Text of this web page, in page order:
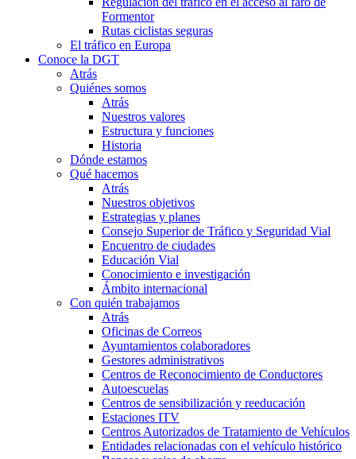
Formentor
Rutas ciclistas seguras
El tráfico en Europa
Conoce la DGT
Atrás
Quiénes somos
Atrás
Nuestros valores
Estructura y funciones
Historia
Dónde estamos
Qué hacemos
Atrás
Nuestros objetivos
Estrategias y planes
Consejo Superior de Tráfico y Seguridad Vial
Encuentro de ciudades
Educación Vial
Conocimiento e investigación
Ámbito internacional
Con quién trabajamos
Atrás
Oficinas de Correos
Ayuntamientos colaboradores
Gestores administrativos
Centros de Reconocimiento de Conductores
Autoescuelas
Centros de sensibilización y reeducación
Estaciones ITV
Centros Autorizados de Tratamiento de Vehículos
Entidades relacionadas con el vehículo histórico